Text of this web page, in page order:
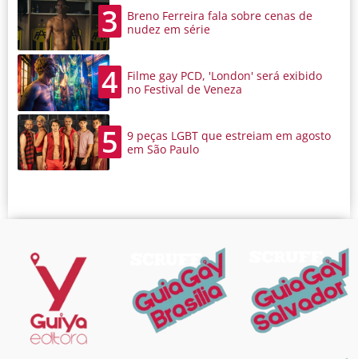
3
Breno Ferreira fala sobre cenas de
nudez em série
4
Filme gay PCD, 'London' será exibido
no Festival de Veneza
5
9 peças LGBT que estreiam em agosto
em São Paulo